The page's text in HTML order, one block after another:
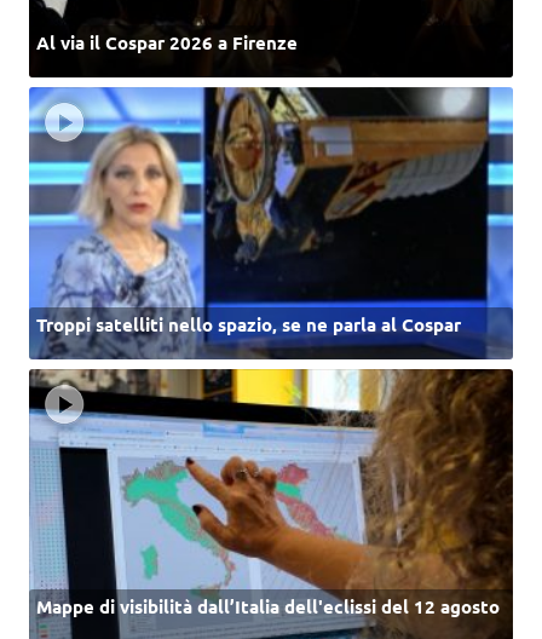
Al via il Cospar 2026 a Firenze
Troppi satelliti nello spazio, se ne parla al Cospar
Mappe di visibilità dall’Italia dell'eclissi del 12 agosto